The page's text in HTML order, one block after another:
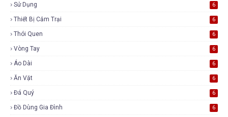
Sử Dụng 6
Thiết Bị Cắm Trại 6
Thói Quen 6
Vòng Tay 6
Áo Dài 6
Ăn Vặt 6
Đá Quý 6
Đồ Dùng Gia Đình 6